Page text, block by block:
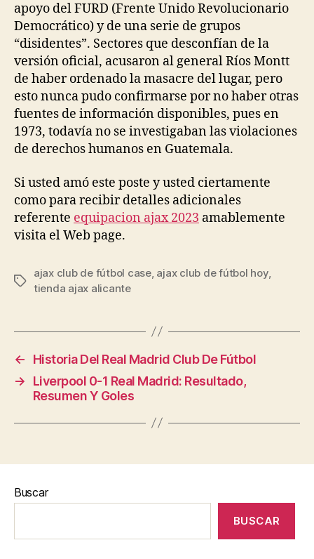
apoyo del FURD (Frente Unido Revolucionario
Democrático) y de una serie de grupos
“disidentes”. Sectores que desconfían de la
versión oficial, acusaron al general Ríos Montt
de haber ordenado la masacre del lugar, pero
esto nunca pudo confirmarse por no haber otras
fuentes de información disponibles, pues en
1973, todavía no se investigaban las violaciones
de derechos humanos en Guatemala.
Si usted amó este poste y usted ciertamente
como para recibir detalles adicionales
referente equipacion ajax 2023 amablemente
visita el Web page.
Etiquetas
ajax club de fútbol case, ajax club de fútbol hoy,
tienda ajax alicante
←
Historia Del Real Madrid Club De Fútbol
→
Liverpool 0-1 Real Madrid: Resultado,
Resumen Y Goles
Buscar
BUSCAR